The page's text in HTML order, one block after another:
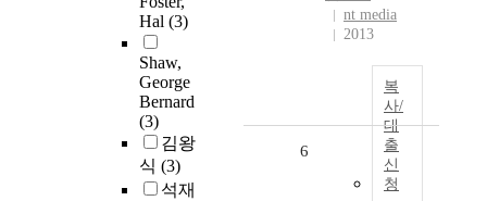
Hal (3)
Shaw,
George
Bernard
(3)
김왕
식 (3)
석재
nt media
2013
복
사/
대
출
신
청
6